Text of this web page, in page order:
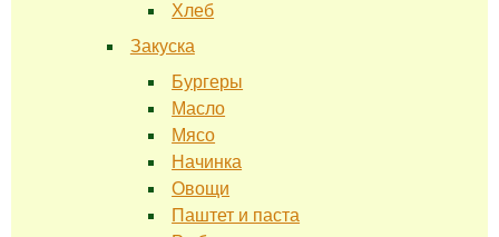
Хлеб
Закуска
Бургеры
Масло
Мясо
Начинка
Овощи
Паштет и паста